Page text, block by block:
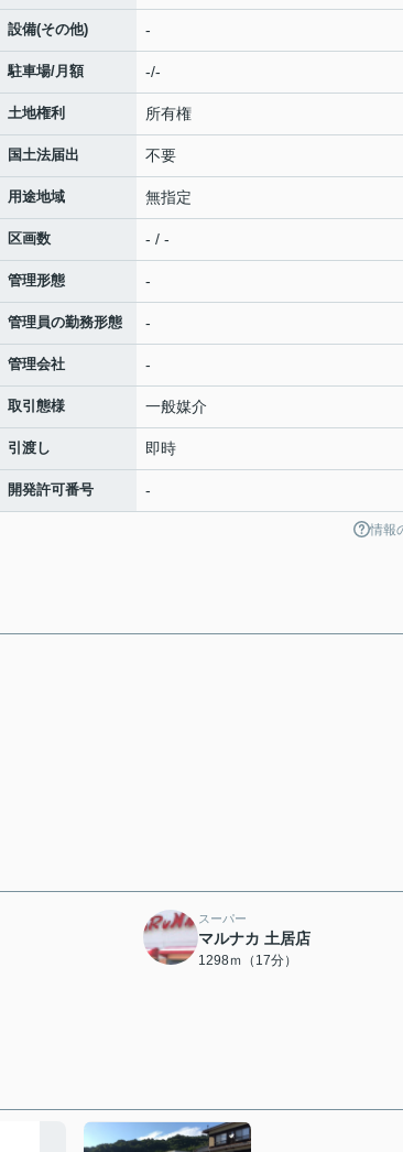
設備(その他) -
駐車場/月額 -/-
土地権利 所有権
国土法届出 不要
用途地域 無指定
区画数 - / -
管理形態 -
管理員の勤務形態 -
管理会社 -
取引態様 一般媒介
引渡し 即時
開発許可番号 -
情報
スーパー
マルナカ 土居店
1298ｍ（17分）